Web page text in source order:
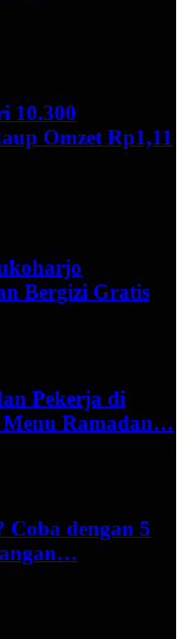
10.300
Omzet Rp1,11
Bergizi Gratis
Pekerja di
Menu Ramadan…
Coba dengan 5